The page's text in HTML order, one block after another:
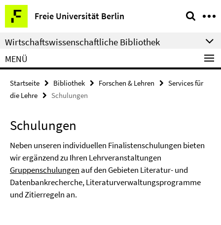
Springe
direkt
zu
Inhalt
Freie Universität Berlin
Service-
Navigation
Wirtschaftswissenschaftliche Bibliothek
MENÜ
Startseite Bibliothek Forschen & Lehren
Services für
die Lehre
Schulungen
Schulungen
Neben unseren individuellen Finalistenschulungen bieten
wir ergänzend zu Ihren Lehrveranstaltungen
Gruppenschulungen auf den Gebieten Literatur- und
Datenbankrecherche, Literaturverwaltungsprogramme
und Zitierregeln an.